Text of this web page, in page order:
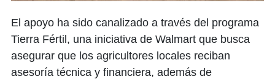
El apoyo ha sido canalizado a través del programa
Tierra Fértil, una iniciativa de Walmart que busca
asegurar que los agricultores locales reciban
asesoría técnica y financiera, además de